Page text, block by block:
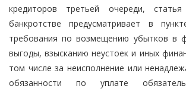
кредиторов третьей очереди,
банкротстве предусматривает в
требования по возмещению убытков в
выгоды, взысканию неустоек и иных
том числе за неисполнение или
обязанности по уплате